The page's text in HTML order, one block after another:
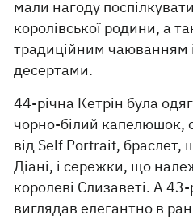
мали нагоду
королівської родини, а
традиційним чаюванням
десертами.
44-річна Кетрін була
чорно-білий капелюшок,
від Self Portrait, браслет,
Діані, і сережки, що
королеві Єлизаветі. А
виглядав елегантно в